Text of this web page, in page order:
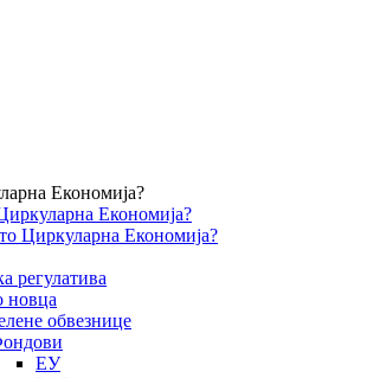
Економија?
Економија?
Циркуларна Економија?
регулатива
новца
обвезнице
ЕУ